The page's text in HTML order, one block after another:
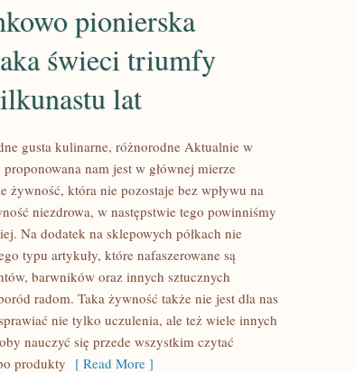
pionierska
świeci triumfy
lat
gusta kulinarne, różnorodne Aktualnie w
nam jest w głównej mierze
żywność, która nie pozostaje bez wpływu na
niezdrowa, w następstwie tego powinniśmy
Na dodatek na sklepowych półkach nie
typu artykuły, które nafaszerowane są
barwników oraz innych sztucznych
radom. Taka żywność także nie jest dla nas
nie tylko uczulenia, ale też wiele innych
nauczyć się przede wszystkim czytać
produkty [ Read More ]